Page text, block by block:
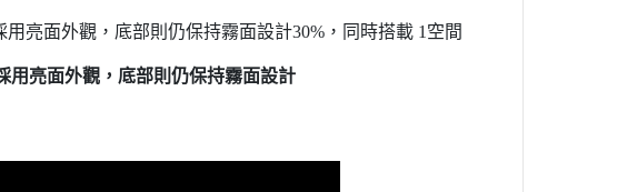
亮面外觀，底部則仍保持霧面設計30%，同時搭載 1空間
用亮面外觀，底部則仍保持霧面設計